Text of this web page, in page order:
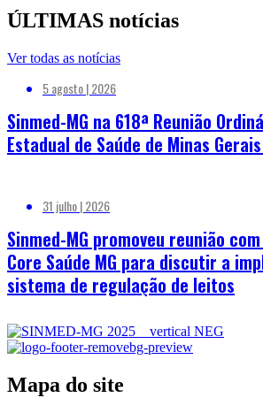
ÚLTIMAS notícias
Ver todas as notícias
5 agosto | 2026
Sinmed-MG na 618ª Reunião
Estadual de Saúde de Minas Gerais
31 julho | 2026
Sinmed-MG promoveu reunião
Core Saúde MG para discutir a
sistema de regulação de leitos
Mapa do site